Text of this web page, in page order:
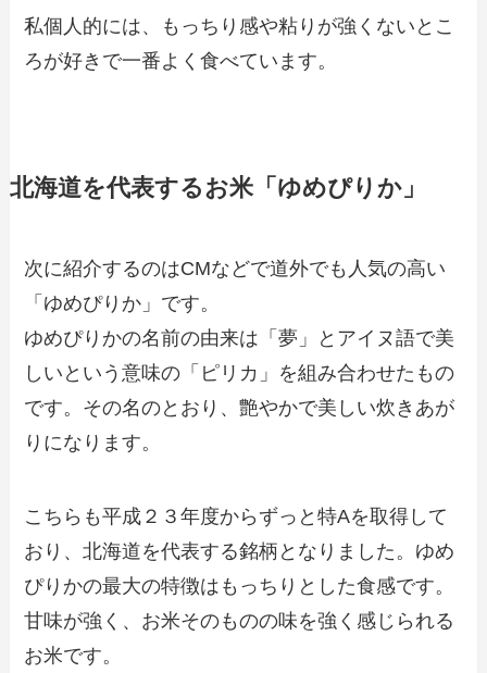
私個人的には、もっちり感や粘りが強くないとこ
ろが好きで一番よく食べています。
北海道を代表するお米「ゆめぴりか」
次に紹介するのはCMなどで道外でも人気の高い
「ゆめぴりか」です。
ゆめぴりかの名前の由来は「夢」とアイヌ語で美
しいという意味の「ピリカ」を組み合わせたもの
です。その名のとおり、艶やかで美しい炊きあが
りになります。
こちらも平成２３年度からずっと特Aを取得して
おり、北海道を代表する銘柄となりました。ゆめ
ぴりかの最大の特徴はもっちりとした食感です。
甘味が強く、お米そのものの味を強く感じられる
お米です。